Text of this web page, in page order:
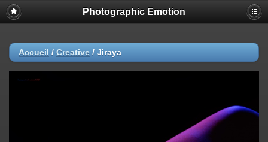
Photographic Emotion
Accueil / Creative / Jiraya